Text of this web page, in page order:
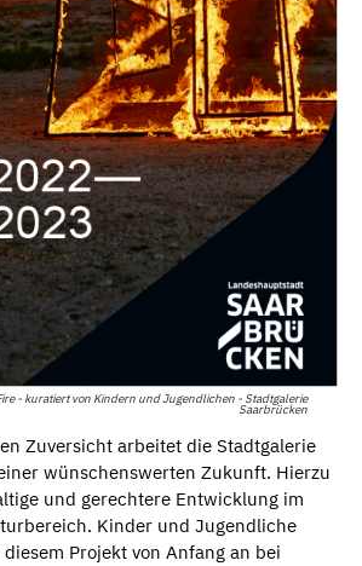
- kuratiert von Kindern und Jugendlichen - Stadtgalerie
Saarbrücken
Zuversicht arbeitet die Stadtgalerie
wünschenswerten Zukunft. Hierzu
und gerechtere Entwicklung im
Kinder und Jugendliche
Projekt von Anfang an bei